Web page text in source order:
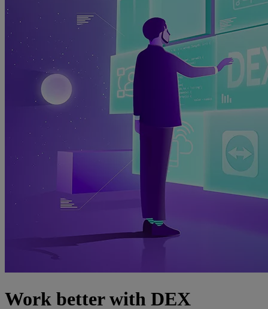
Work better with DEX